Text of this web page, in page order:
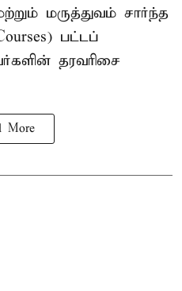
மருத்துவம் சார்ந்த
பட்டப்
தரவரிசை
More